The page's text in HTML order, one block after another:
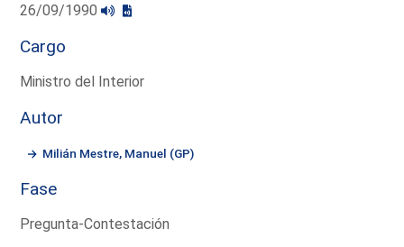
26/09/1990
Cargo
Ministro del Interior
Autor
Milián Mestre, Manuel (GP)
Fase
Pregunta-Contestación